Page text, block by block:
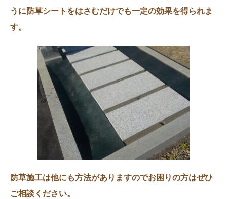
うに防草シートをはさむだけでも一定の効果を得られま
す。
防草施工は他にも方法がありますのでお困りの方はぜひ
ご相談ください。